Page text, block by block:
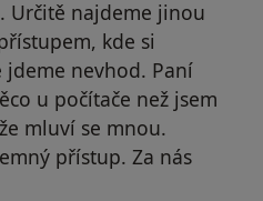
Určitě najdeme jinou
kde si
nevhod. Paní
u počítače než jsem
mluví se mnou.
přístup. Za nás